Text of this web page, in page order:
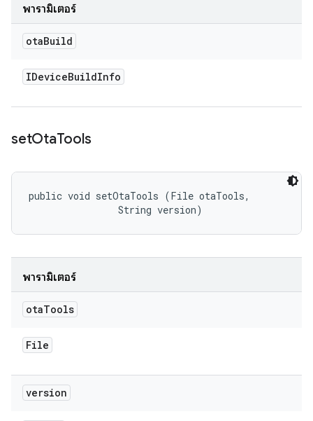
พารามิเตอร์
otaBuild
IDeviceBuildInfo
setOtaTools
public void setOtaTools (File otaTools,
                String version)
พารามิเตอร์
otaTools
File
version